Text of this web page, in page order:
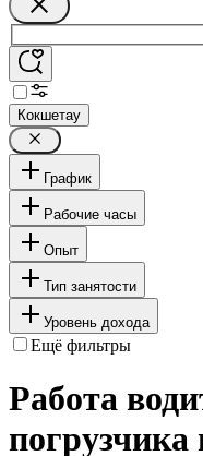
Кокшетау
График
Рабочие часы
Опыт
Тип занятости
Уровень дохода
Ещё фильтры
Работа